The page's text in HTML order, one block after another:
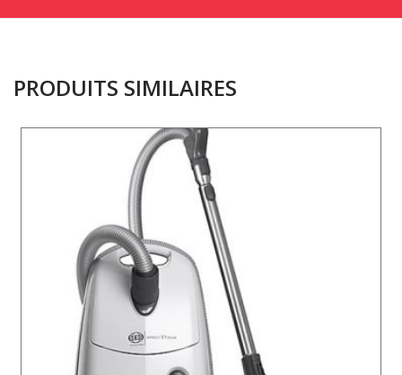
PRODUITS SIMILAIRES